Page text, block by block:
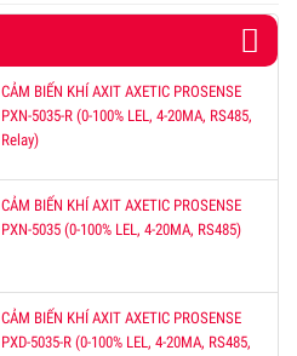
CẢM BIẾN KHÍ AXIT AXETIC PROSENSE
PXN-5035-R (0-100% LEL, 4-20MA, RS485,
Relay)
CẢM BIẾN KHÍ AXIT AXETIC PROSENSE
PXN-5035 (0-100% LEL, 4-20MA, RS485)
CẢM BIẾN KHÍ AXIT AXETIC PROSENSE
PXD-5035-R (0-100% LEL, 4-20MA, RS485,